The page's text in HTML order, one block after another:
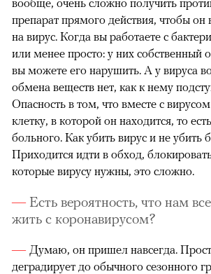
препарат прямого действия, чтобы он
на вирус. Когда вы работаете с
или менее просто: у них собственный
вы можете его нарушить. А у вируса
обмена веществ нет, как к нему
Опасность в том, что вместе с
клетку, в которой он находится, то
больного. Как убить вирус и не убить
Приходится идти в обход,
которые вирусу нужны, это сложно.
Есть вероятность, что нам
жить с коронавирусом?
Думаю, он пришел навсегда.
деградирует до обычного сезонного